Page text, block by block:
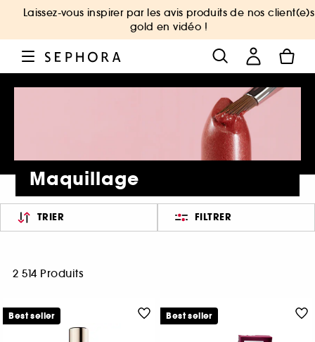
Laissez-vous inspirer par les avis produits de nos client(e)s
gold en vidéo !
Maquillage
TRIER FILTRER
2 514 Produits
Best seller Best seller